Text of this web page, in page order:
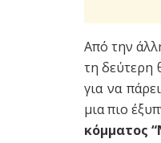
Από την
τη δεύτερη
για να
μια πιο
κόμματος